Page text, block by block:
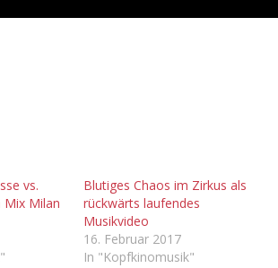
vs.
Mix Milan
Blutiges Chaos im Zirkus als
rückwärts laufendes
Musikvideo
16. Februar 2017
In "Kopfkinomusik"